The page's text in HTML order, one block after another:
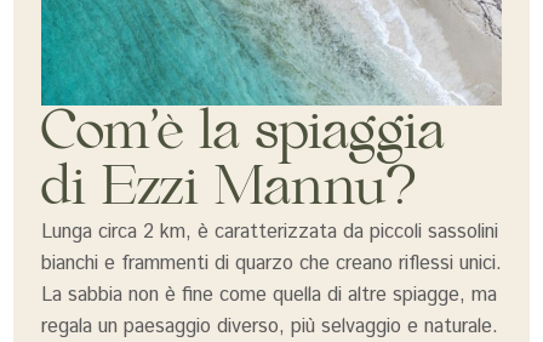
Com’è la spiaggia
di Ezzi Mannu?
Lunga circa 2 km, è caratterizzata da piccoli sassolini
bianchi e frammenti di quarzo che creano riflessi unici.
La sabbia non è fine come quella di altre spiagge, ma
regala un paesaggio diverso, più selvaggio e naturale.